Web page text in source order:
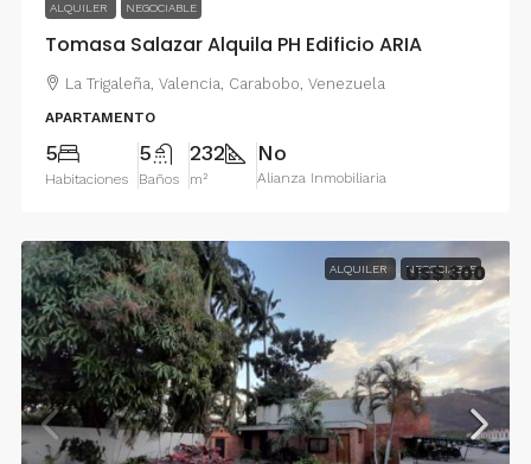
ALQUILER NEGOCIABLE
Tomasa Salazar Alquila PH Edificio ARIA
La Trigaleña, Valencia, Carabobo, Venezuela
APARTAMENTO
5
Habitaciones
5
Baños
232
m²
No
Alianza Inmobiliaria
ALQUILER NEGOCIABLE
US$ 300